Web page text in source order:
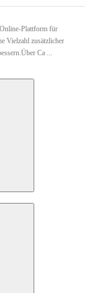
Plattform für
Vielzahl zusätzlicher
Ca ...